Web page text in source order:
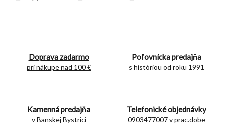
Doprava zadarmo
pri nákupe nad 100 €
Poľovnícka predajňa
s históriou od roku 1991
Kamenná predajňa
v Banskej Bystrici
Telefonické objednávky
0903477007 v prac.dobe